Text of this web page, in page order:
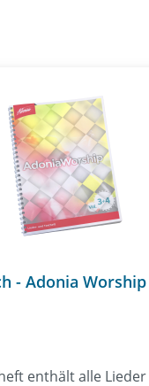
- Adonia Worship
enthält alle